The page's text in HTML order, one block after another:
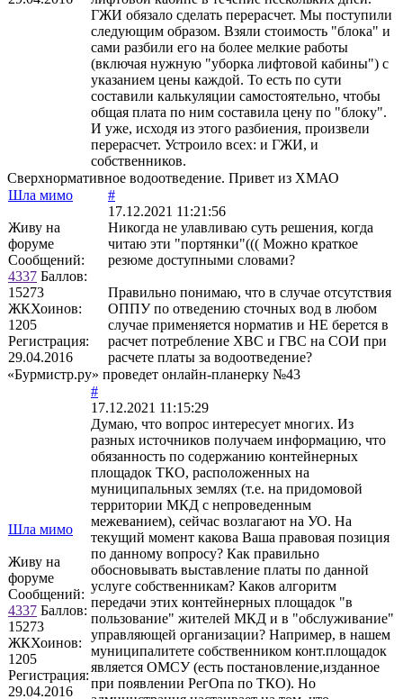
ГЖИ обязало сделать перерасчет. Мы поступили
следующим образом. Взяли стоимость "блока" и
сами разбили его на более мелкие работы
(включая нужную "уборка лифтовой кабины") с
указанием цены каждой. То есть по сути
составили калькуляции самостоятельно, чтобы
общая плата по ним составила цену по "блоку".
И уже, исходя из этого разбиения, произвели
перерасчет. Устроило всех: и ГЖИ, и
собственников.
Сверхнормативное водоотведение. Привет из ХМАО
Шла мимо
Живу на
форуме
Сообщений:
4337 Баллов:
15273
ЖКХоинов:
1205
Регистрация:
29.04.2016
#
17.12.2021 11:21:56
Никогда не улавливаю суть решения, когда
читаю эти "портянки"((( Можно краткое
резюме доступными словами?
Правильно понимаю, что в случае отсутствия
ОППУ по отведению сточных вод в любом
случае применяется норматив и НЕ берется в
расчет потребление ХВС и ГВС на СОИ при
расчете платы за водоотведение?
«Бурмистр.ру» проведет онлайн-планерку №43
Шла мимо
Живу на
форуме
Сообщений:
4337 Баллов:
15273
ЖКХоинов:
1205
Регистрация:
29.04.2016
#
17.12.2021 11:15:29
Думаю, что вопрос интересует многих. Из
разных источников получаем информацию, что
обязанность по содержанию контейнерных
площадок ТКО, расположенных на
муниципальных землях (т.е. на придомовой
территории МКД с непроведенным
межеванием), сейчас возлагают на УО. На
текущий момент какова Ваша правовая позиция
по данному вопросу? Как правильно
обосновывать выставление платы по данной
услуге собственникам? Каков алгоритм
передачи этих контейнерных площадок "в
пользование" жителей МКД и в "обслуживание"
управляющей организации? Например, в нашем
муниципалитете собственником конт.площадок
является ОМСУ (есть постановление,изданное
при появлении РегОпа по ТКО). Но